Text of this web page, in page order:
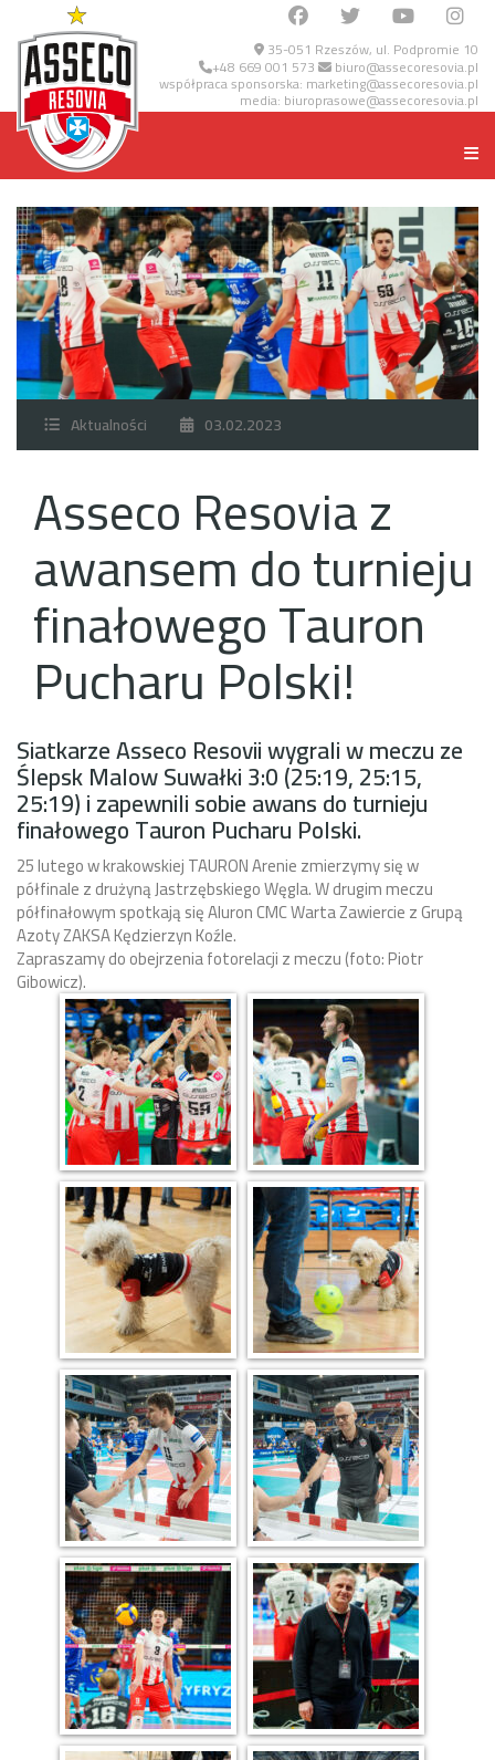
35-051 Rzeszów, ul. Podpromie 10
+48 669 001 573 biuro@assecoresovia.pl
współpraca sponsorska: marketing@assecoresovia.pl
media: biuroprasowe@assecoresovia.pl
Aktualności 03.02.2023
Asseco Resovia z
awansem do turnieju
finałowego Tauron
Pucharu Polski!
Siatkarze Asseco Resovii wygrali w meczu ze
Ślepsk Malow Suwałki 3:0 (25:19, 25:15,
25:19) i zapewnili sobie awans do turnieju
finałowego Tauron Pucharu Polski.
25 lutego w krakowskiejTAURON Areniezmierzymy się w
półfinale z drużynąJastrzębskiego Węgla. W drugim meczu
półfinałowym spotkają się Aluron CMC Warta Zawiercie z Grupą
Azoty ZAKSA Kędzierzyn Koźle.
Zapraszamy do obejrzenia fotorelacji z meczu (foto: Piotr
Gibowicz).